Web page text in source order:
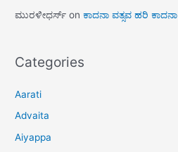
ಮುರಳೀಧರ್ಸ್ onಕಾದನಾ ವತ್ಸವ ಹರಿ ಕಾದನಾ
Categories
Aarati
Advaita
Aiyappa